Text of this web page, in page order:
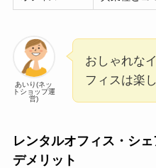
あいり(ネッ
トショップ運
営)
おしゃれな
フィスは楽
レンタルオフィス・シ
デメリット